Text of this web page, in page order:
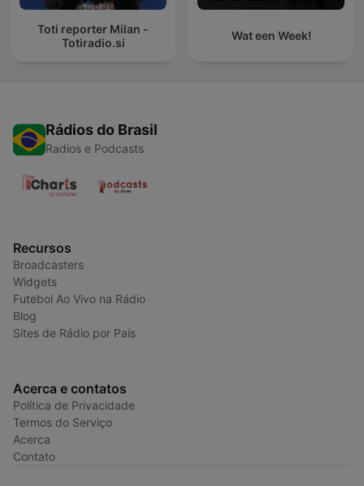
Toti reporter Milan -
Totiradio.si
Wat een Week!
Rádios do Brasil
Radios e Podcasts
Recursos
Broadcasters
Widgets
Futebol Ao Vivo na Rádio
Blog
Sites de Rádio por País
Acerca e contatos
Política de Privacidade
Termos do Serviço
Acerca
Contato